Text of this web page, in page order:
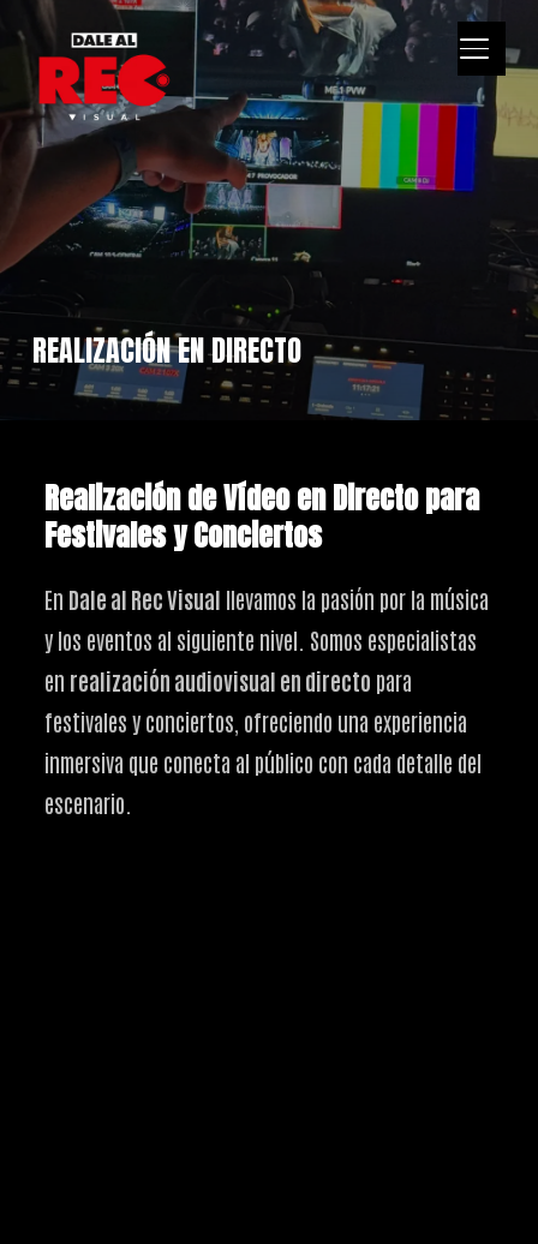
REALIZACIÓN EN DIRECTO
Realización de Vídeo en Directo para
Festivales y Conciertos
En Dale al Rec Visual llevamos la pasión por la música
y los eventos al siguiente nivel. Somos especialistas
en realización audiovisual en directo para
festivales y conciertos, ofreciendo una experiencia
inmersiva que conecta al público con cada detalle del
escenario.